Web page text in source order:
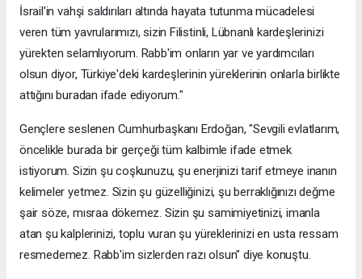
İsrail'in vahşi saldırıları altında hayata tutunma mücadelesi
veren tüm yavrularımızı, sizin Filistinli, Lübnanlı kardeşlerinizi
yürekten selamlıyorum. Rabb'im onların yar ve yardımcıları
olsun diyor, Türkiye'deki kardeşlerinin yüreklerinin onlarla birlikte
attığını buradan ifade ediyorum."
Gençlere seslenen Cumhurbaşkanı Erdoğan, "Sevgili evlatlarım,
öncelikle burada bir gerçeği tüm kalbimle ifade etmek
istiyorum. Sizin şu coşkunuzu, şu enerjinizi tarif etmeye inanın
kelimeler yetmez. Sizin şu güzelliğinizi, şu berraklığınızı değme
şair söze, mısraa dökemez. Sizin şu samimiyetinizi, imanla
atan şu kalplerinizi, toplu vuran şu yüreklerinizi en usta ressam
resmedemez. Rabb'im sizlerden razı olsun" diye konuştu.